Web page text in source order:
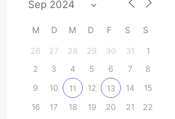
Outlook Live
M D M D F S S
26 27 28 29 30 31
1
2
3 4 5 6 7
8
9
10 11 12 13 14
15
16
17 18 19 20 21
22